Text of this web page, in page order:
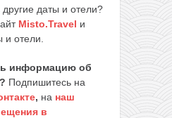
другие даты и отели?
Misto.Travel и
и отели.
информацию об
Подпишитесь на
, на наш
в